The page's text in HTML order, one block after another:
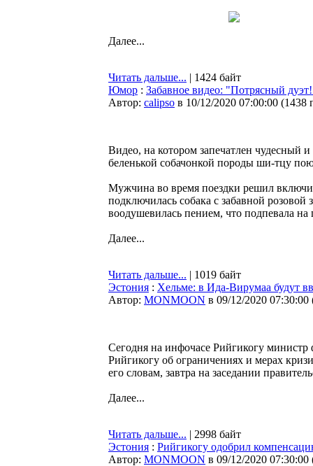
Далее...
Читать дальше... | 1424 байт
Юмор : Забавное видео: "Потрясный
Автор: calipso в 10/12/2020 07:00:00 (1438
Видео, на котором запечатлен чудесный
беленькой собачонкой породы ши-тцу
Мужчина во время поездки решил
подключилась собака с забавной
воодушевилась пением, что подпевала
Далее...
Читать дальше... | 1019 байт
Эстония : Хельме: в Ида-Вирумаа будут
Автор: MONMOON в 09/12/2020 07:30:00
Сегодня на инфочасе Рийгикогу
Рийгикогу об ограничениях и мерах
его словам, завтра на заседании
Далее...
Читать дальше... | 2998 байт
Эстония : Рийгикогу одобрил
Автор: MONMOON в 09/12/2020 07:30:00